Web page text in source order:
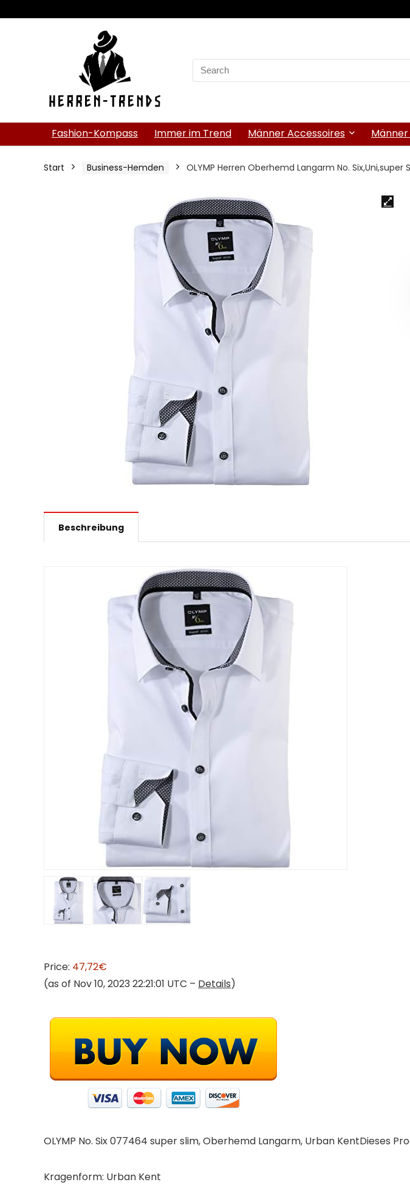
Search
for:
Fashion-Kompass Immer im Trend Männer Accessoires
Start Business-Hemden OLYMP Herren Oberhemd Langarm No. Six,Uni,super
Beschreibung
Price: 47,72€
(as of Nov 10, 2023 22:21:01 UTC – Details)
OLYMP No. Six 077464 super slim, Oberhemd Langarm, Urban KentDieses
Kragenform: Urban Kent